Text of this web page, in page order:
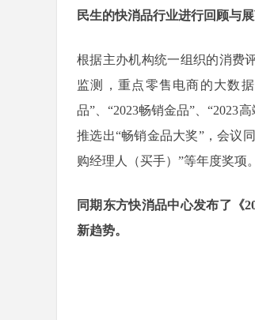
民生的快消品行业进行回顾与
根据主办机构统一组织的消费
监测，重点零售电商的大数
品”、“2023畅销金品”、“2023
推选出“畅销金品大奖”，会议
购经理人（买手）”等年度奖项。
同期东方快消品中心发布了《
新趋势。